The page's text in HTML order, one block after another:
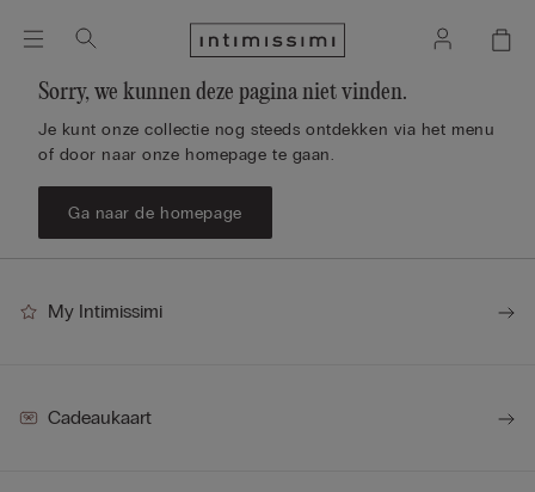
Sorry, we kunnen deze pagina niet vinden.
Je kunt onze collectie nog steeds ontdekken via het menu
of door naar onze homepage te gaan.
Ga naar de homepage
My Intimissimi
Cadeaukaart